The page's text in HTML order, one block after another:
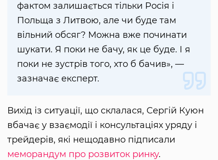
фактом залишається тільки Росія і
Польща з Литвою, але чи буде там
вільний обсяг? Можна вже починати
шукати. Я поки не бачу, як це буде. І я
поки не зустрів того, хто б бачив», —
зазначає експерт.
Вихід із ситуації, що склалася, Сергій Куюн
вбачає у взаємодії і консультаціях уряду і
трейдерів, які нещодавно підписали
меморандум про розвиток ринку.